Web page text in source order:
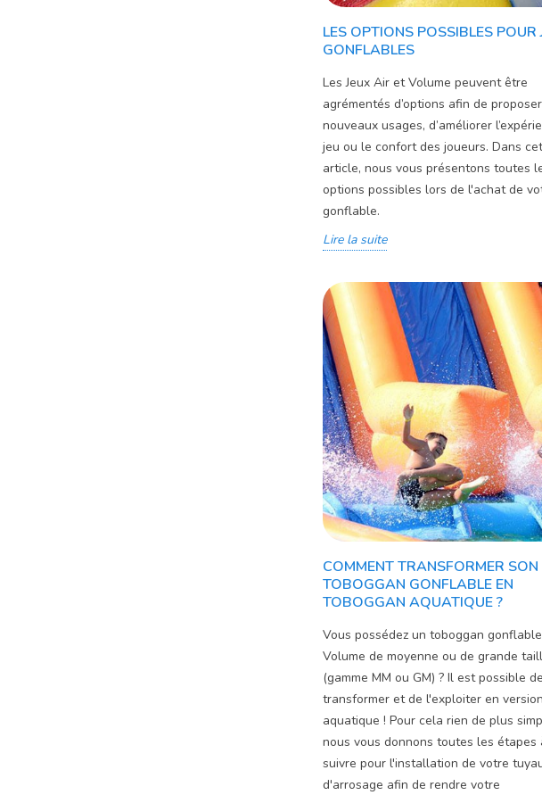
LES OPTIONS POSSIBLES POUR
GONFLABLES
Les Jeux Air et Volume peuvent être
agrémentés d’options afin de
nouveaux usages, d’améliorer
jeu ou le confort des joueurs. Dans cet
article, nous vous présentons toutes
options possibles lors de l'achat de
gonflable.
Lire la suite
COMMENT TRANSFORMER SON
TOBOGGAN GONFLABLE EN
TOBOGGAN AQUATIQUE ?
Vous possédez un toboggan
Volume de moyenne ou de grande
(gamme MM ou GM) ? Il est possible
transformer et de l'exploiter en version
aquatique ! Pour cela rien de plus
nous vous donnons toutes les étapes
suivre pour l'installation de votre
d'arrosage afin de rendre votre